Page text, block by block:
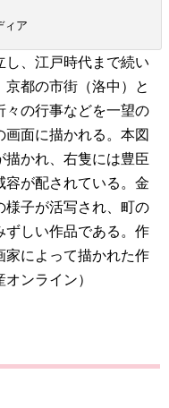
ィア
、江戸時代まで続い
都の市街（洛中）と
々の行事などを一望の
面に描かれる。本図
描かれ、右隻には豊臣
が配されている。金
様子が活写され、町の
ずしい作品である。作
家によって描かれた作
ンライン）